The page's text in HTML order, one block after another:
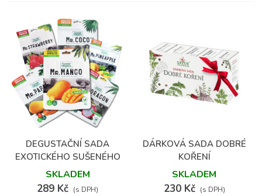
DEGUSTAČNÍ SADA
EXOTICKÉHO SUŠENÉHO
OVOCE 6 KS
SKLADEM
289 Kč (s DPH)
DÁRKOVÁ SADA DOBRÉ
KOŘENÍ
SKLADEM
230 Kč (s DPH)